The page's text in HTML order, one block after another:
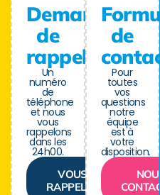
Demande
de
rappel
Un
numéro
de
téléphone
et nous
vous
rappelons
dans les
24h00.
VOUS
RAPPELER
de
contact
Pour
toutes
vos
questions
notre
équipe
est à
votre
disposition.
NOUS